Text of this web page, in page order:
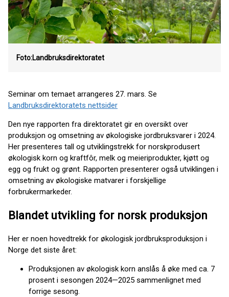
Foto:Landbruksdirektoratet
Seminar om temaet arrangeres 27. mars. Se
Landbruksdirektoratets nettsider
Den nye rapporten fra direktoratet gir en oversikt over
produksjon og omsetning av økologiske jordbruksvarer i 2024.
Her presenteres tall og utviklingstrekk for norskprodusert
økologisk korn og kraftfôr, melk og meieriprodukter, kjøtt og
egg og frukt og grønt. Rapporten presenterer også utviklingen i
omsetning av økologiske matvarer i forskjellige
forbrukermarkeder.
Blandet utvikling for norsk produksjon
Her er noen hovedtrekk for økologisk jordbruksproduksjon i
Norge det siste året:
Produksjonen av økologisk korn anslås å øke med ca. 7
prosent i sesongen 2024—2025 sammenlignet med
forrige sesong.